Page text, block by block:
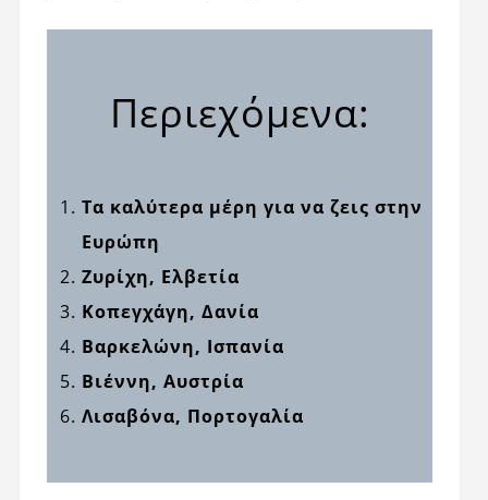
Περιεχόμενα:
Τα καλύτερα μέρη για να ζεις στην
Ευρώπη
Ζυρίχη, Ελβετία
Κοπεγχάγη, Δανία
Βαρκελώνη, Ισπανία
Βιέννη, Αυστρία
Λισαβόνα, Πορτογαλία